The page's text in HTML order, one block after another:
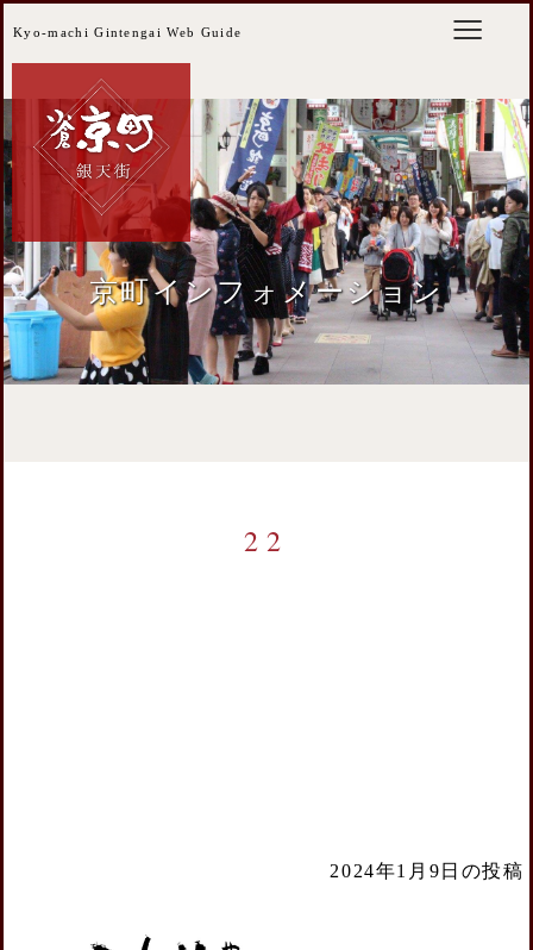
Kyo-machi Gintengai Web Guide
京町インフォメーション
22
2024年1月9日の投稿